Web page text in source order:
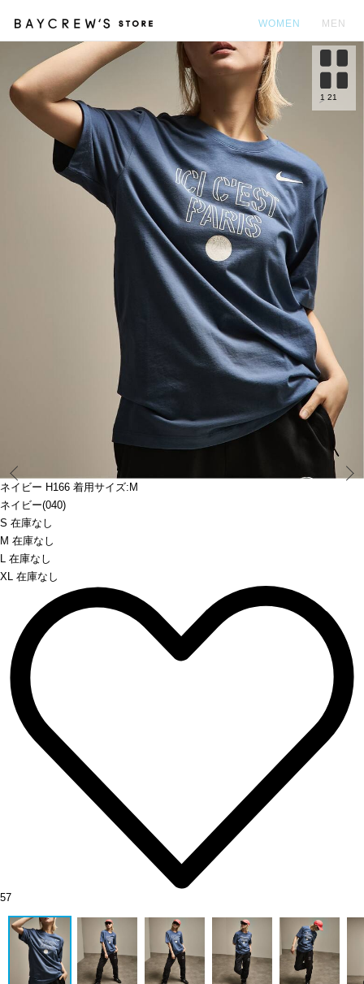
WOMEN MEN
ネイビー H166 着用サイズ:M
ネイビー(040)
S 在庫なし
M 在庫なし
L 在庫なし
XL 在庫なし
1 21
57